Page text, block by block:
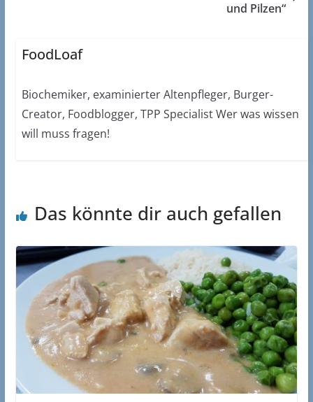
und Pilzen“
FoodLoaf
Biochemiker, examinierter Altenpfleger, Burger-
Creator, Foodblogger, TPP Specialist Wer was wissen
will muss fragen!
Das könnte dir auch gefallen